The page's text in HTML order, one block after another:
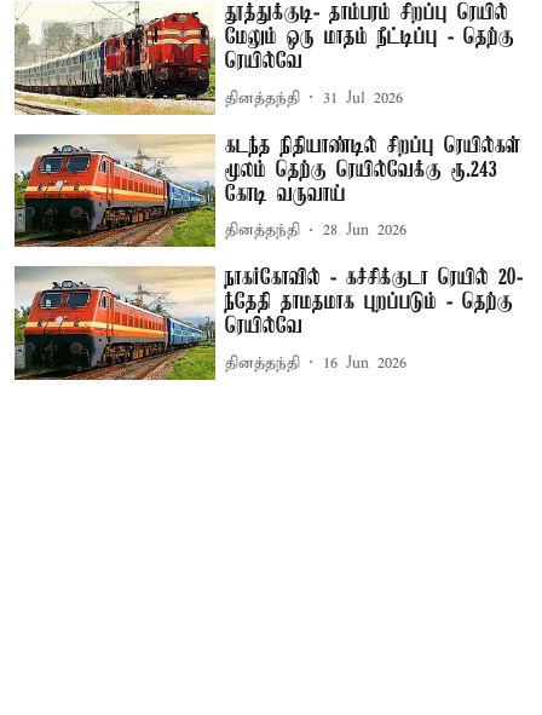
தூத்துக்குடி- தாம்பரம் சிறப்பு ரெயில்
மேலும் ஒரு மாதம் நீட்டிப்பு - தெற்கு
ரெயில்வே
தினத்தந்தி 31 Jul 2026
கடந்த நிதியாண்டில் சிறப்பு ரெயில்கள்
மூலம் தெற்கு ரெயில்வேக்கு ரூ.243
கோடி வருவாய்
தினத்தந்தி 28 Jun 2026
நாகர்கோவில் - கச்சிக்குடா ரெயில் 20-
ந்தேதி தாமதமாக புறப்படும் - தெற்கு
ரெயில்வே
தினத்தந்தி 16 Jun 2026